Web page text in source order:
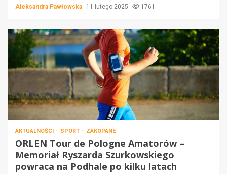
Aleksandra Pawłowska 11 lutego 2025 1761
AKTUALNOŚCI SPORT ZAKOPANE
ORLEN Tour de Pologne Amatorów –
Memoriał Ryszarda Szurkowskiego
powraca na Podhale po kilku latach